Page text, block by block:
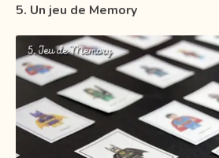
5. Un jeu de Memory